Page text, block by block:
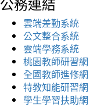
雲端差勤系統
公文整合系統
雲端學務系統
桃園教師研習網
全國教師進修網
特教知能研習網
學生學習扶助網